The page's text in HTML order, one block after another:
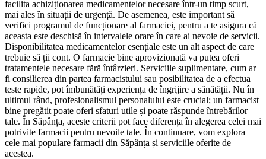
facilita achiziționarea medicamentelor necesare într-un timp scurt,
mai ales în situații de urgență. De asemenea, este important să
verifici programul de funcționare al farmaciei, pentru a te asigura că
aceasta este deschisă în intervalele orare în care ai nevoie de servicii.
Disponibilitatea medicamentelor esențiale este un alt aspect de care
trebuie să ții cont. O farmacie bine aprovizionată va putea oferi
tratamentele necesare fără întârzieri. Serviciile suplimentare, cum ar
fi consilierea din partea farmacistului sau posibilitatea de a efectua
teste rapide, pot îmbunătăți experiența de îngrijire a sănătății. Nu în
ultimul rând, profesionalismul personalului este crucial; un farmacist
bine pregătit poate oferi sfaturi utile și poate răspunde întrebărilor
tale. În Săpânța, aceste criterii pot face diferența în alegerea celei mai
potrivite farmacii pentru nevoile tale. În continuare, vom explora
cele mai populare farmacii din Săpânța și serviciile oferite de
acestea.